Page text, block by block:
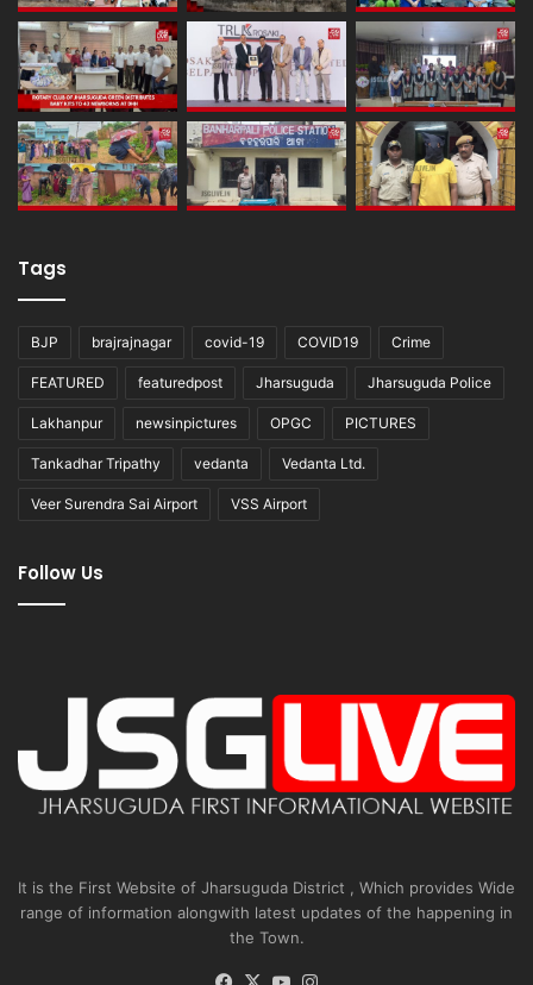
Tags
BJP brajrajnagar covid-19 COVID19 Crime
FEATURED featuredpost Jharsuguda Jharsuguda Police
Lakhanpur newsinpictures OPGC PICTURES
Tankadhar Tripathy vedanta Vedanta Ltd.
Veer Surendra Sai Airport VSS Airport
Follow Us
It is the First Website of Jharsuguda District , Which provides Wide
range of information alongwith latest updates of the happening in
the Town.